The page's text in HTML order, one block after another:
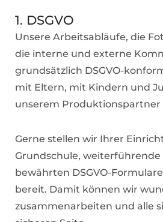
1. DSGVO
Unsere Arbeitsabläufe, die
die interne und externe
grundsätzlich DSGVO-
mit Eltern, mit Kindern und
unserem Produktionspartner
Gerne stellen wir Ihrer
Grundschule, weiterführende
bewährten DSGVO-
bereit. Damit können wir
zusammenarbeiten und alle